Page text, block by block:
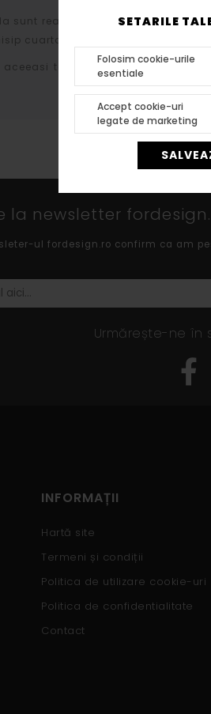
SETARILE
Folosim cookie-urile
esentiale
Accept cookie-uri
legate de marketing
sunt realizate din polistiren
cuartos si diversi lianti chimici.
tehnologie atat profilelor
la newsletter
ul fordesign.ro confirm ca am
Urmărește-ne în
INFORMAȚII
Hartă site
Termeni și condiții
Politica de utilizare cookie-uri
Politica de confidentialitate
Contact